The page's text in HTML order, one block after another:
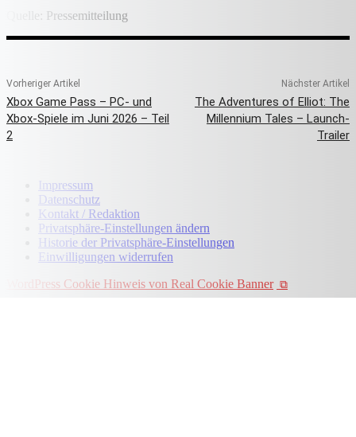
Quelle: Pressemitteilung
Vorheriger Artikel
Xbox Game Pass – PC- und
Xbox-Spiele im Juni 2026 – Teil
2
Nächster Artikel
The Adventures of Elliot: The
Millennium Tales – Launch-
Trailer
Impressum
Datenschutz
Kontakt / Redaktion
Privatsphäre-Einstellungen ändern
Historie der Privatsphäre-Einstellungen
Einwilligungen widerrufen
WordPress Cookie Hinweis von Real Cookie Banner